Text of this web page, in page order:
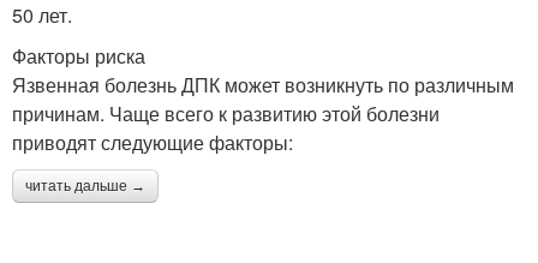
50 лет.
Факторы риска
Язвенная болезнь ДПК может возникнуть по различным
причинам. Чаще всего к развитию этой болезни
приводят следующие факторы:
читать дальше →